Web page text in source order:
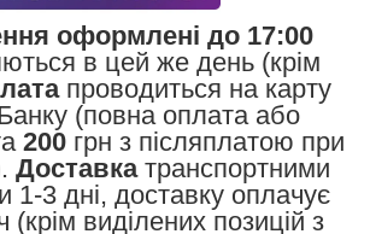
оформлені до 17:00
в цей же день (крім
проводиться на карту
(повна оплата або
200грн з післяплатою при
Доставкатранспортними
1-3 дні, доставку оплачує
виділених позицій з